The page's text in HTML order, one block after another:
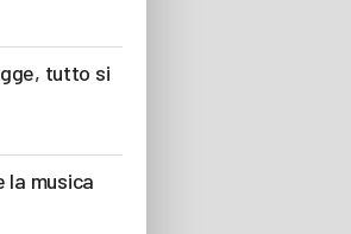
tutto si
la musica